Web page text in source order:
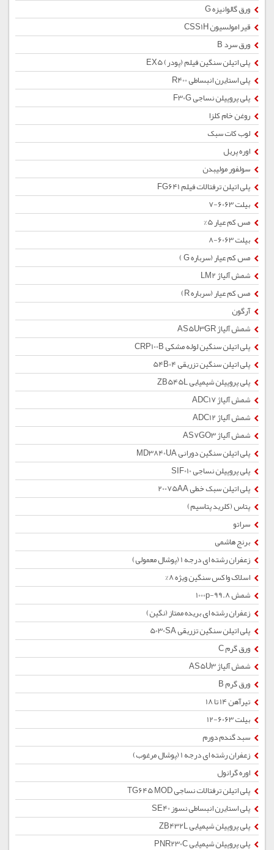
ورق گالوانیزه G
قیر امولسیون CSS1H
ورق سرد B
پلی اتیلن سنگین فیلم (پودر) EX5
پلی استایرن انبساطی R400
پلی پروپیلن نساجی F30G
روغن خام کلزا
لوب کات سبک
اوره پریل
سولفور مولیبدن
پلی اتیلن ترفتالات فیلم FG641
بیلت 6063-7
مس کم عیار 5%
بیلت 6063-8
مس کم عیار (سرباره G )
شمش آلیاژ LM2
مس کم عیار (سرباره R)
آرگون
شمش آلیاژ AS5U3GR
پلی اتیلن سنگین لوله مشکی CRP100B
پلی اتیلن سنگین تزریقی 54B04
پلی پروپیلن شیمیایی ZB545L
شمش آلیاژ ADC17
شمش آلیاژ ADC12
شمش آلیاژ AS7GO3
پلی اتیلن سنگین دورانی MD3840UA
پلی پروپیلن نساجی SIF010
پلی اتیلن سبک خطی 20075AA
پتاس (کلرید پتاسیم)
سراتو
برنج هاشمی
زعفران رشته ای درجه 1 (پوشال معمولی)
اسلاک واکس سنگین ویژه 8%
شمش 1000p-99.8
زعفران رشته ای بریده ممتاز (نگین)
پلی اتیلن سنگین تزریقی 5030SA
ورق گرم C
شمش آلیاژ AS5U3
ورق گرم B
تیرآهن 14 تا 18
بیلت 6063-12
سبد گندم دورم
زعفران رشته ای درجه 1 (پوشال مرغوب)
اوره گرانول
پلی اتیلن ترفتالات نساجی TG645 MOD
پلی استایرن انبساطی نسوز SE40
پلی پروپیلن شیمیایی ZB432L
پلی پروپیلن شیمیایی PNR230C